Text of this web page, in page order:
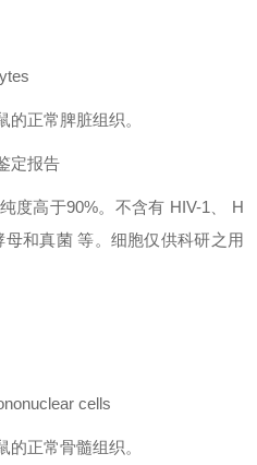
正常脾脏组织。
定报告
度高于90%。不含有 HIV-1、 H
和真菌 等。细胞仅供科研之用
cells
正常骨髓组织。